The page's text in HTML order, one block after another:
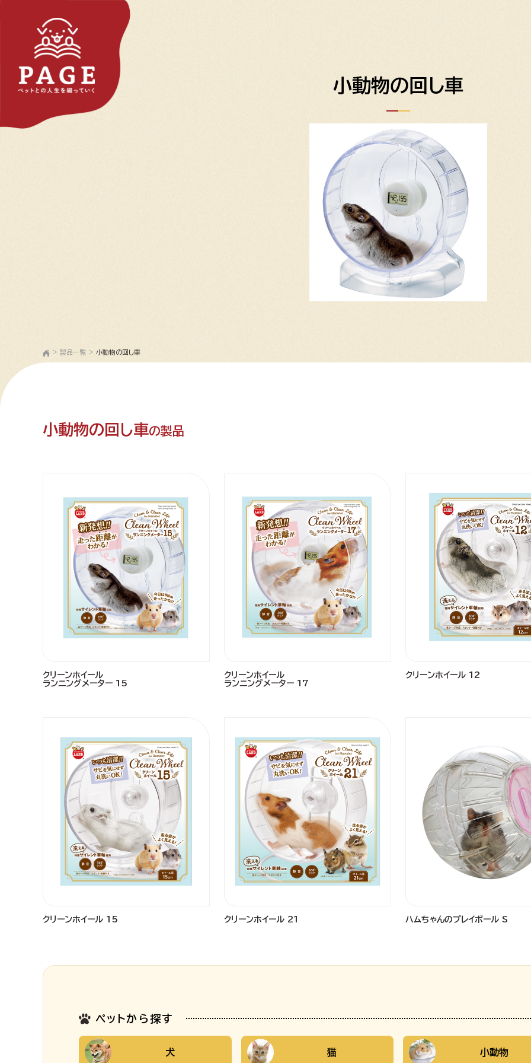
小動物の回し車
> 製品一覧 > 小動物の回し車
小動物の回し車の製品
クリーンホイール
ランニングメーター 15
クリーンホイール
ランニングメーター 17
クリーンホイール 12
クリーンホイール 15 クリーンホイール 21 ハムちゃんのプレイボール S
ペットから探す
犬 猫 小動物